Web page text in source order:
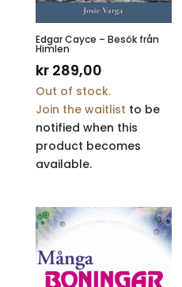
Edgar Cayce – Besök från
Himlen
kr289,00
Out of stock.
Join the waitlist to be
notified when this
product becomes
available.